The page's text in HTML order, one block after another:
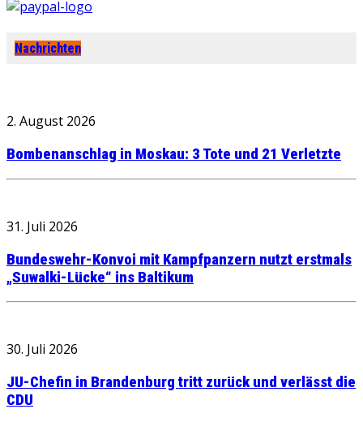
Nachrichten
2. August 2026
Bombenanschlag in Moskau: 3 Tote und 21 Verletzte
31. Juli 2026
Bundeswehr-Konvoi mit Kampfpanzern nutzt erstmals
„Suwalki-Lücke“ ins Baltikum
30. Juli 2026
JU-Chefin in Brandenburg tritt zurück und verlässt die
CDU